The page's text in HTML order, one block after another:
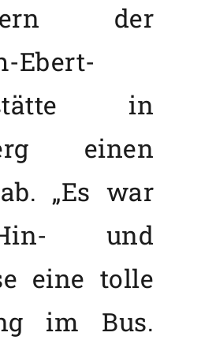
der
Ebert-
in
einen
„Es war
und
eine tolle
im Bus.